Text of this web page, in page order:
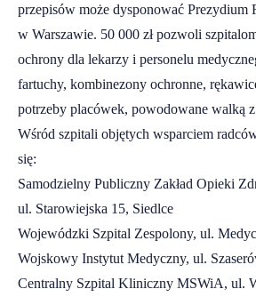
przepisów może dysponować Prezydium
w Warszawie. 50 000 zł pozwoli
ochrony dla lekarzy i personelu
fartuchy, kombinezony ochronne,
potrzeby placówek, powodowane walką
Wśród szpitali objętych wsparciem
się:
Samodzielny Publiczny Zakład Opieki
ul. Starowiejska 15, Siedlce
Wojewódzki Szpital Zespolony, ul.
Wojskowy Instytut Medyczny, ul.
Centralny Szpital Kliniczny MSWiA, ul.